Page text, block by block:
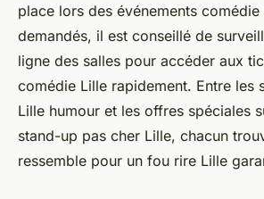
place lors des événements
demandés, il est conseillé de
ligne des salles pour accéder aux
comédie Lille rapidement. Entre les
Lille humour et les offres spéciales
stand-up pas cher Lille, chacun
ressemble pour un fou rire Lille